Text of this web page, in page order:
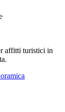
affitti turistici in